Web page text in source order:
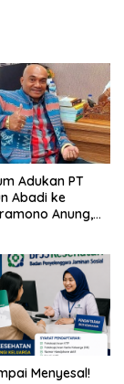
Adukan PT
Abadi ke
Anung,
Menyesal!